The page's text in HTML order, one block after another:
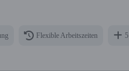
Flexible Arbeitszeiten 5